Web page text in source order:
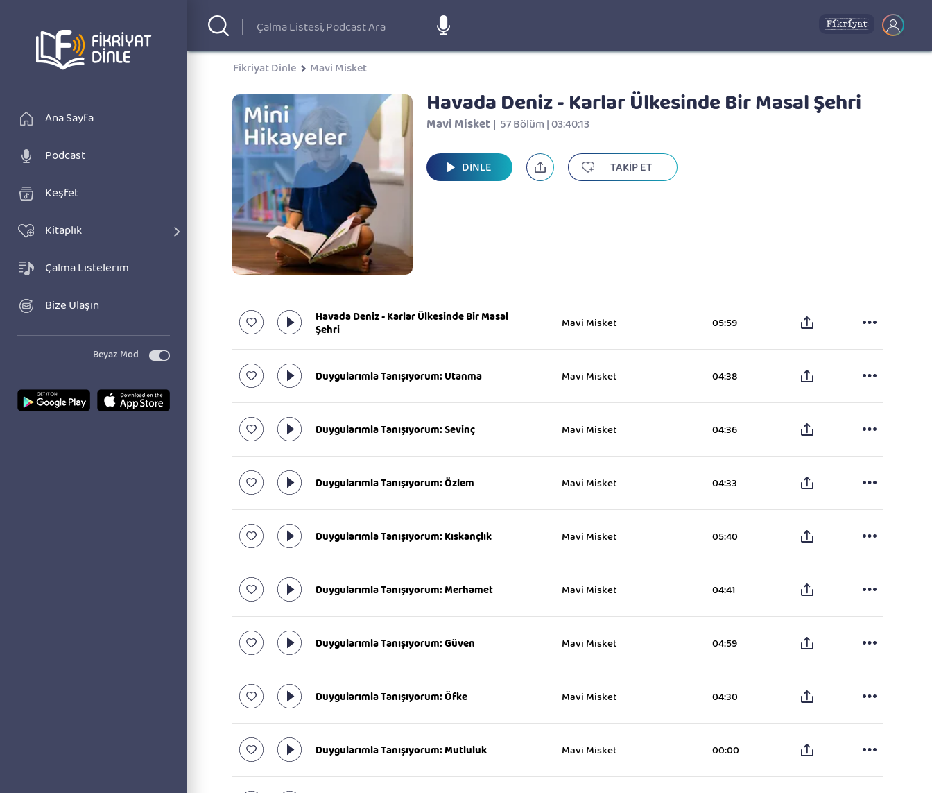
Ana Sayfa
Podcast
Keşfet
Kitaplık
Çalma Listelerim
Bize Ulaşın
Beyaz Mod
Fikriyat Dinle Mavi Misket
Havada Deniz - Karlar Ülkesinde Bir Masal Şehri
Mavi Misket 57 Bölüm | 03:40:13
DİNLE
TAKİP ET
Havada Deniz - Karlar Ülkesinde Bir Masal
Şehri Mavi Misket 05:59
Duygularımla Tanışıyorum: Utanma Mavi Misket 04:38
Duygularımla Tanışıyorum: Sevinç Mavi Misket 04:36
Duygularımla Tanışıyorum: Özlem Mavi Misket 04:33
Duygularımla Tanışıyorum: Kıskançlık Mavi Misket 05:40
Duygularımla Tanışıyorum: Merhamet Mavi Misket 04:41
Duygularımla Tanışıyorum: Güven Mavi Misket 04:59
Duygularımla Tanışıyorum: Öfke Mavi Misket 04:30
Duygularımla Tanışıyorum: Mutluluk Mavi Misket 00:00